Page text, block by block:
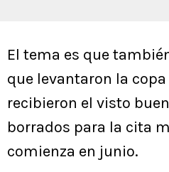
El tema es que
que levantaron la
recibieron el visto
borrados para la cita
comienza en junio.